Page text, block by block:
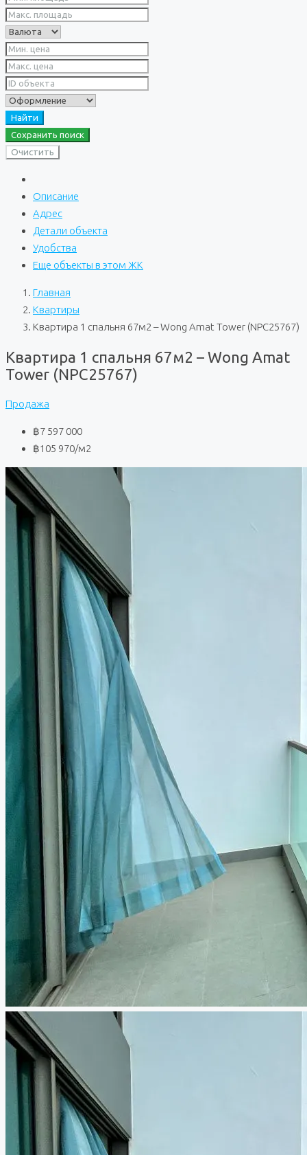
Найти
Сохранить поиск
Очистить
Описание
Адрес
Детали объекта
Удобства
Еще объекты в этом ЖК
Главная
Квартиры
Квартира 1 спальня 67м2 – Wong Amat Tower (NPC25767)
Квартира 1 спальня 67м2 – Wong Amat
Tower (NPC25767)
Продажа
฿7 597 000
฿105 970/м2